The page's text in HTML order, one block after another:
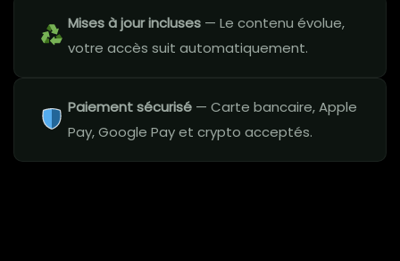
Mises à jour incluses — Le contenu évolue,
votre accès suit automatiquement.
Paiement sécurisé — Carte bancaire, Apple
Pay, Google Pay et crypto acceptés.